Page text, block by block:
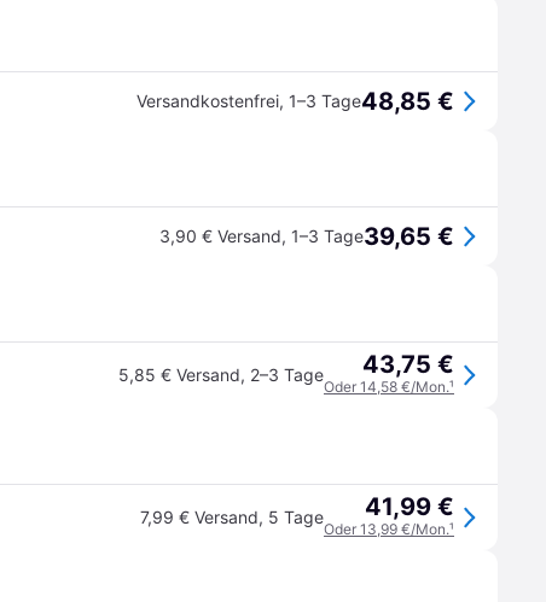
Versandkostenfrei, 1–3 Tage48,85 €
3,90 € Versand, 1–3 Tage39,65 €
5,85 € Versand, 2–3 Tage 43,75 €
Oder 14,58 €/Mon.¹
7,99 € Versand, 5 Tage 41,99 €
Oder 13,99 €/Mon.¹